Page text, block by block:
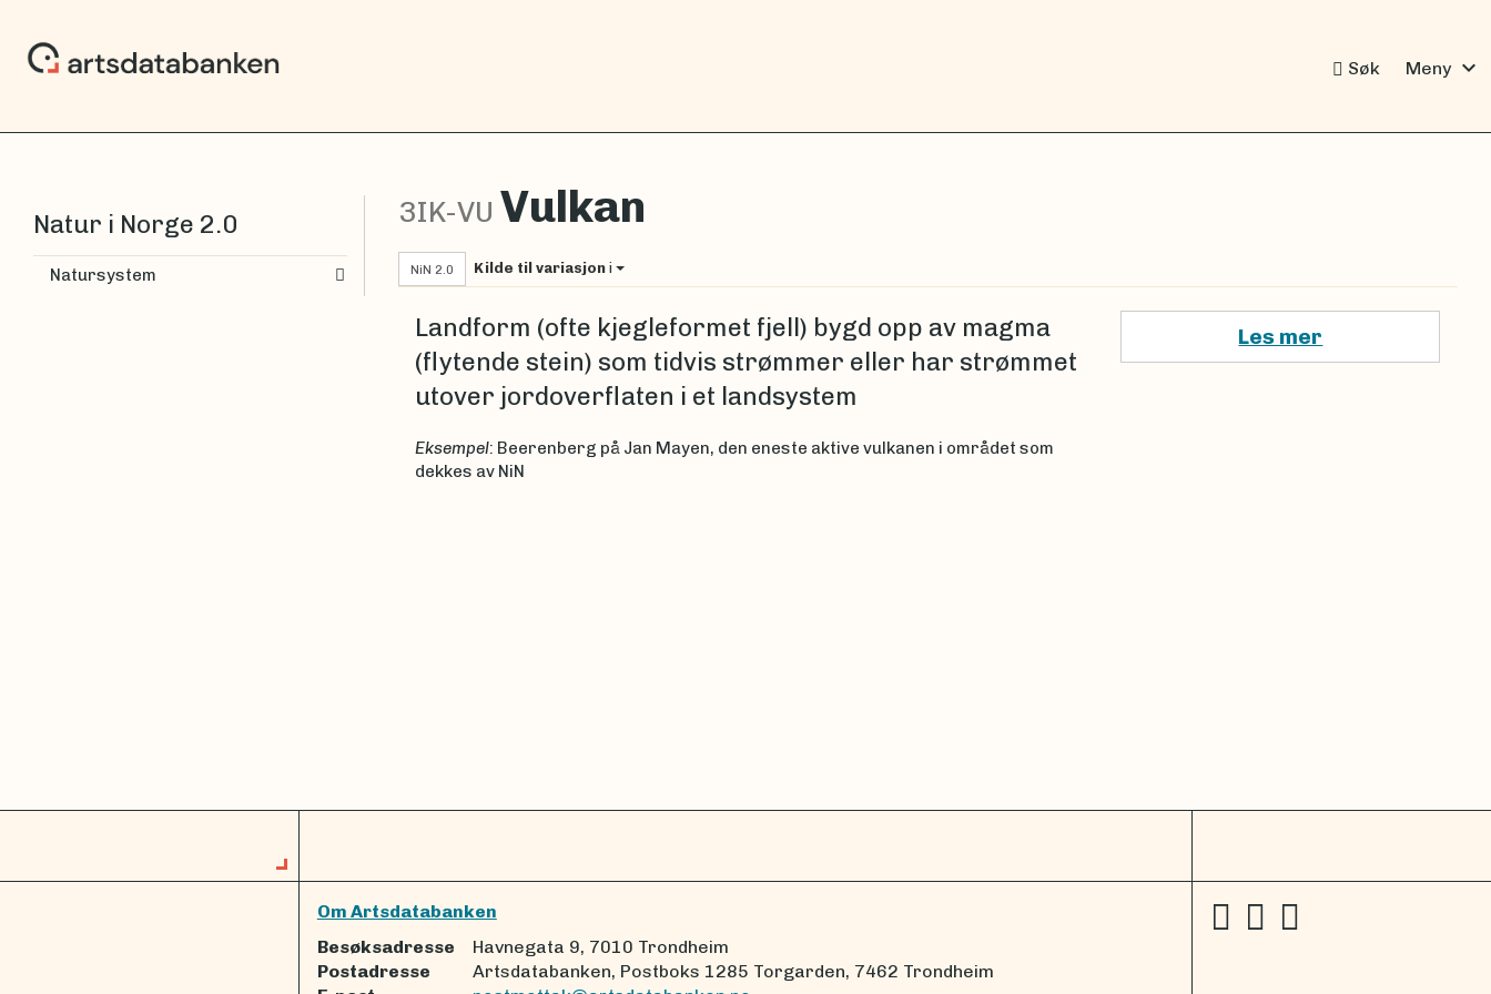
Søk Meny expand_more
3IK-VU Vulkan
NiN 2.0 Kilde til variasjon i
Landform (ofte kjegleformet fjell) bygd opp av magma
(flytende stein) som tidvis strømmer eller har strømmet
utover jordoverflaten i et landsystem
Eksempel: Beerenberg på Jan Mayen, den eneste aktive vulkanen i området som
dekkes av NiN
Les mer
Natur i Norge 2.0
Natursystem
Om Artsdatabanken
Besøksadresse
Havnegata 9, 7010 Trondheim
Postadresse
Artsdatabanken, Postboks 1285 Torgarden, 7462 Trondheim